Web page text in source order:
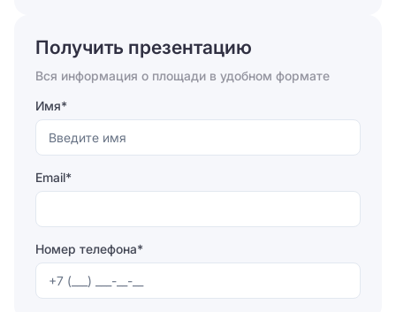
Отправить
Получить презентацию
Вся информация о площади в удобном формате
Имя*
Email*
Номер телефона*